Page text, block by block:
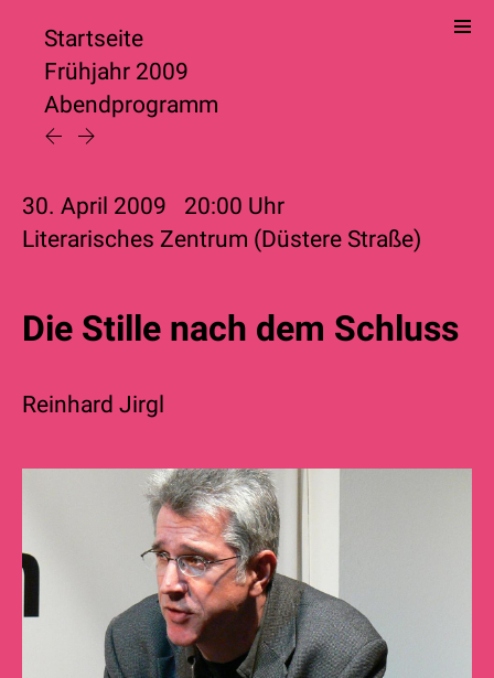
Startseite
Frühjahr 2009
Abendprogramm
30. April 2009 20:00 Uhr
Literarisches Zentrum (Düstere Straße)
Die Stille nach dem Schluss
Reinhard Jirgl